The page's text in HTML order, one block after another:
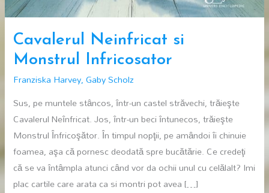
Cavalerul Neinfricat si
Monstrul Infricosator
Franziska Harvey,Gaby Scholz
Sus, pe muntele stâncos, într-un castel străvechi, trăieşte
Cavalerul Neînfricat. Jos, într-un beci întunecos, trăieşte
Monstrul Înfricoşător. În timpul nopţii, pe amândoi îi chinuie
foamea, aşa că pornesc deodată spre bucătărie. Ce credeţi
că se va întâmpla atunci când vor da ochii unul cu celălalt? Imi
plac cartile care arata ca si montri pot avea […]